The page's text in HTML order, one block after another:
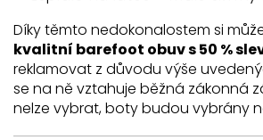
Díky těmto nedokonalostem si
kvalitní barefoot obuv s 50 %
reklamovat z důvodu výše
se na ně vztahuje běžná zákonná
nelze vybrat, boty budou vybrány